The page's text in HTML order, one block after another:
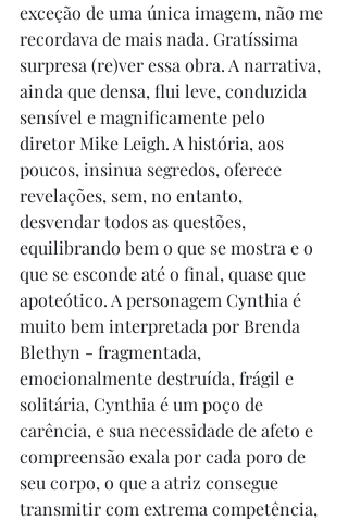
exceção de uma única imagem, não me
recordava de mais nada. Gratíssima
surpresa (re)ver essa obra. A narrativa,
ainda que densa, flui leve, conduzida
sensível e magnificamente pelo
diretor Mike Leigh. A história, aos
poucos, insinua segredos, oferece
revelações, sem, no entanto,
desvendar todos as questões,
equilibrando bem o que se mostra e o
que se esconde até o final, quase que
apoteótico. A personagem Cynthia é
muito bem interpretada por Brenda
Blethyn - fragmentada,
emocionalmente destruída, frágil e
solitária, Cynthia é um poço de
carência, e sua necessidade de afeto e
compreensão exala por cada poro de
seu corpo, o que a atriz consegue
transmitir com extrema competência,